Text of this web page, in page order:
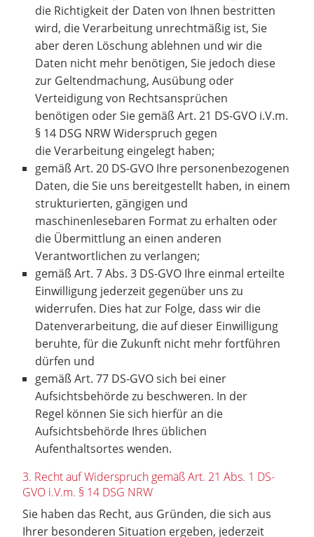
die Richtigkeit der Daten von Ihnen bestritten
wird, die Verarbeitung unrechtmäßig ist, Sie
aber deren Löschung ablehnen und wir die
Daten nicht mehr benötigen, Sie jedoch diese
zur Geltendmachung, Ausübung oder
Verteidigung von Rechtsansprüchen
benötigen oder Sie gemäß Art. 21 DS-GVO i.V.m.
§ 14 DSG NRW Widerspruch gegen
die Verarbeitung eingelegt haben;
gemäß Art. 20 DS-GVO Ihre personenbezogenen
Daten, die Sie uns bereitgestellt haben, in einem
strukturierten, gängigen und
maschinenlesebaren Format zu erhalten oder
die Übermittlung an einen anderen
Verantwortlichen zu verlangen;
gemäß Art. 7 Abs. 3 DS-GVO Ihre einmal erteilte
Einwilligung jederzeit gegenüber uns zu
widerrufen. Dies hat zur Folge, dass wir die
Datenverarbeitung, die auf dieser Einwilligung
beruhte, für die Zukunft nicht mehr fortführen
dürfen und
gemäß Art. 77 DS-GVO sich bei einer
Aufsichtsbehörde zu beschweren. In der
Regel können Sie sich hierfür an die
Aufsichtsbehörde Ihres üblichen
Aufenthaltsortes wenden.
3. Recht auf Widerspruch gemäß Art. 21 Abs. 1 DS-
GVO i.V.m. § 14 DSG NRW
Sie haben das Recht, aus Gründen, die sich aus
Ihrer besonderen Situation ergeben, jederzeit